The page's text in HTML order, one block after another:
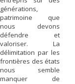
générations,
patrimoine que
nous devons
défendre et
valoriser. La
délimitation par les
frontières des états
nous semble
manquer de